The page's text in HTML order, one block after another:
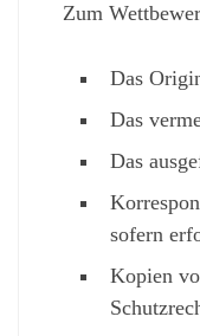
Zum
Das
Das
Das
sofern
Kopien